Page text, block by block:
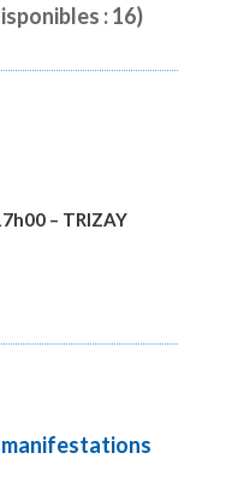
: 16)
– TRIZAY
manifestations